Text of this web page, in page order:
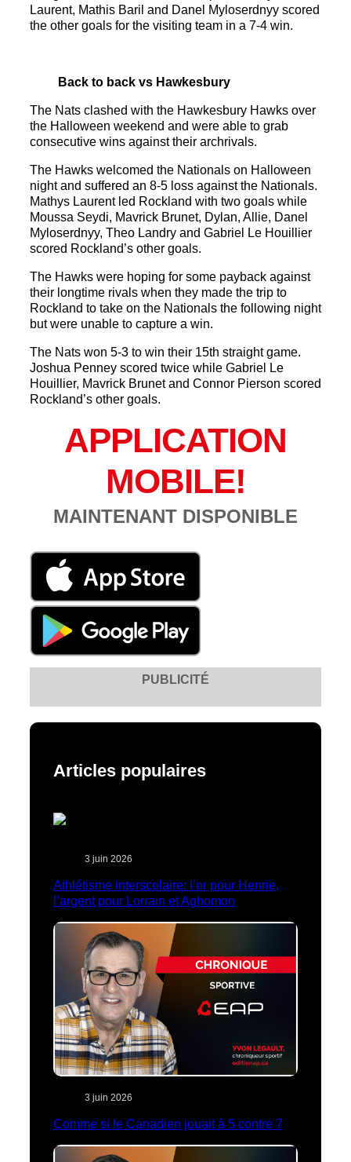
Laurent, Mathis Baril and Danel Myloserdnyy scored
the other goals for the visiting team in a 7-4 win.
Back to back vs Hawkesbury
The Nats clashed with the Hawkesbury Hawks over
the Halloween weekend and were able to grab
consecutive wins against their archrivals.
The Hawks welcomed the Nationals on Halloween
night and suffered an 8-5 loss against the Nationals.
Mathys Laurent led Rockland with two goals while
Moussa Seydi, Mavrick Brunet, Dylan, Allie, Danel
Myloserdnyy, Theo Landry and Gabriel Le Houillier
scored Rockland’s other goals.
The Hawks were hoping for some payback against
their longtime rivals when they made the trip to
Rockland to take on the Nationals the following night
but were unable to capture a win.
The Nats won 5-3 to win their 15th straight game.
Joshua Penney scored twice while Gabriel Le
Houillier, Mavrick Brunet and Connor Pierson scored
Rockland’s other goals.
APPLICATION
MOBILE!
MAINTENANT DISPONIBLE
PUBLICITÉ
Articles populaires
3 juin 2026
Athlétisme interscolaire: l’or pour Henrie,
l’argent pour Lorrain et Aghomon
3 juin 2026
Comme si le Canadien jouait à 5 contre 7